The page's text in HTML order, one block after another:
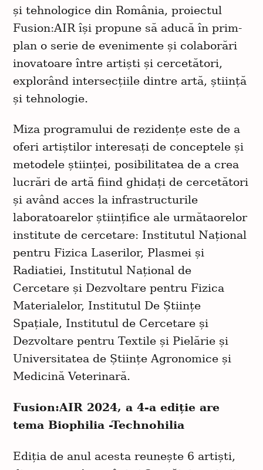
și tehnologice din România, proiectul
Fusion:AIR își propune să aducă în prim-
plan o serie de evenimente și colaborări
inovatoare între artiști și cercetători,
explorând intersecțiile dintre artă, știință
și tehnologie.
Miza programului de rezidențe este de a
oferi artiștilor interesați de conceptele și
metodele științei, posibilitatea de a crea
lucrări de artă fiind ghidați de cercetători
și având acces la infrastructurile
laboratoarelor științifice ale următaorelor
institute de cercetare: Institutul Național
pentru Fizica Laserilor, Plasmei și
Radiatiei, Institutul Național de
Cercetare și Dezvoltare pentru Fizica
Materialelor, Institutul De Științe
Spațiale, Institutul de Cercetare și
Dezvoltare pentru Textile și Pielărie și
Universitatea de Științe Agronomice și
Medicină Veterinară.
Fusion:AIR 2024, a 4-a ediție are
tema Biophilia -Technohilia
Ediția de anul acesta reunește 6 artiști,